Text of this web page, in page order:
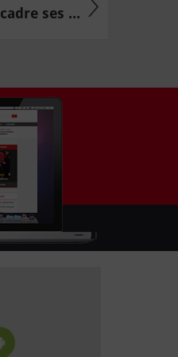
ses ...